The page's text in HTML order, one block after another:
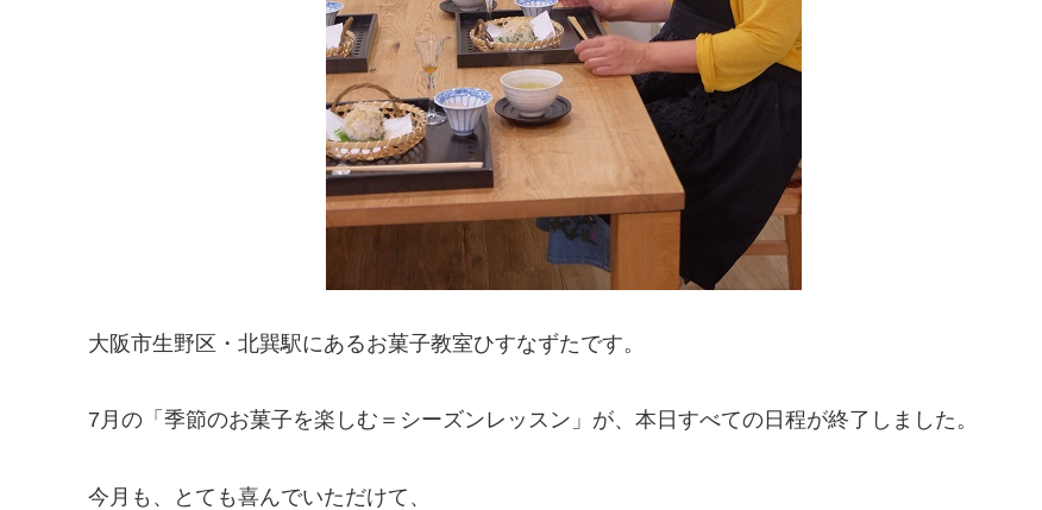
大阪市生野区・北巽駅にあるお菓子教室ひすなずたです。
7月の「季節のお菓子を楽しむ＝シーズンレッスン」が、本日すべての日程が終了しました。
今月も、とても喜んでいただけて、